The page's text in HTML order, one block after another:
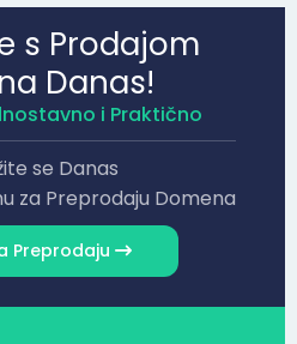
s Prodajom
Danas!
i Praktično
se Danas
za Preprodaju Domena
Preprodaju